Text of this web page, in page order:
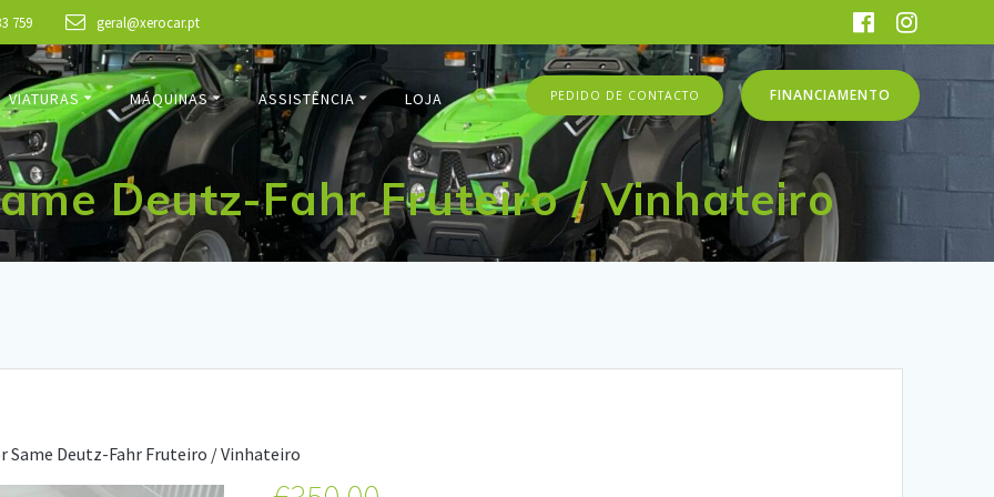
759 geral@xerocar.pt
VIATURAS MÁQUINAS ASSISTÊNCIA LOJA PEDIDO DE CONTACTO FINANCIAMENTO
Deutz-Fahr Fruteiro / Vinhateiro
Same Deutz-Fahr Fruteiro / Vinhateiro